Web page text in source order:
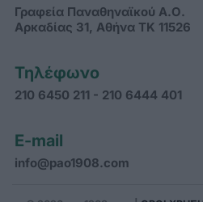
Γραφεία Παναθηναϊκού Α.Ο.
Αρκαδίας 31, Αθήνα ΤΚ 11526
Τηλέφωνο
210 6450 211 - 210 6444 401
E-mail
info@pao1908.com